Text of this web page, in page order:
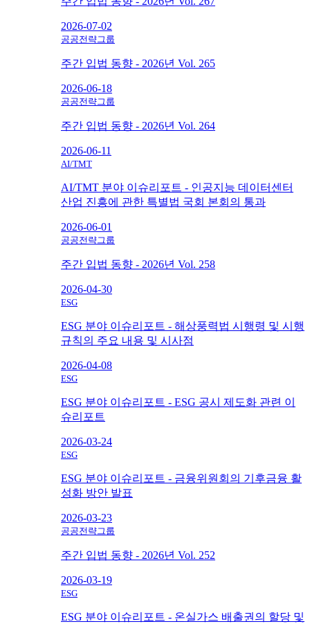
2026-07-02
공공전략그룹
주간 입법 동향 - 2026년 Vol. 265
2026-06-18
공공전략그룹
주간 입법 동향 - 2026년 Vol. 264
2026-06-11
AI/TMT
AI/TMT 분야 이슈리포트 - 인공지능 데이터센터
산업 진흥에 관한 특별법 국회 본회의 통과
2026-06-01
공공전략그룹
주간 입법 동향 - 2026년 Vol. 258
2026-04-30
ESG
ESG 분야 이슈리포트 - 해상풍력법 시행령 및 시행
규칙의 주요 내용 및 시사점
2026-04-08
ESG
ESG 분야 이슈리포트 - ESG 공시 제도화 관련 이
슈리포트
2026-03-24
ESG
ESG 분야 이슈리포트 - 금융위원회의 기후금융 활
성화 방안 발표
2026-03-23
공공전략그룹
주간 입법 동향 - 2026년 Vol. 252
2026-03-19
ESG
ESG 분야 이슈리포트 - 온실가스 배출권의 할당 및